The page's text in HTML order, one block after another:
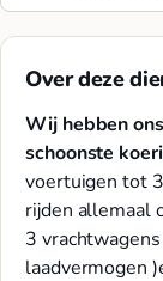
Over deze
Wij hebben
schoonste
voertuigen tot
rijden allemaal
3
laadvermogen